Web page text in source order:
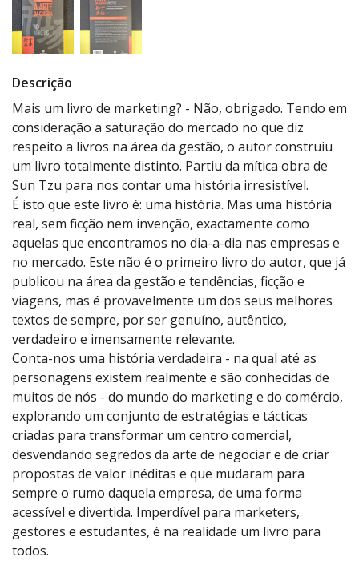
Descrição
Mais um livro de marketing? - Não, obrigado. Tendo em
consideração a saturação do mercado no que diz
respeito a livros na área da gestão, o autor construiu
um livro totalmente distinto. Partiu da mítica obra de
Sun Tzu para nos contar uma história irresistível.
É isto que este livro é: uma história. Mas uma história
real, sem ficção nem invenção, exactamente como
aquelas que encontramos no dia-a-dia nas empresas e
no mercado. Este não é o primeiro livro do autor, que já
publicou na área da gestão e tendências, ficção e
viagens, mas é provavelmente um dos seus melhores
textos de sempre, por ser genuíno, autêntico,
verdadeiro e imensamente relevante.
Conta-nos uma história verdadeira - na qual até as
personagens existem realmente e são conhecidas de
muitos de nós - do mundo do marketing e do comércio,
explorando um conjunto de estratégias e tácticas
criadas para transformar um centro comercial,
desvendando segredos da arte de negociar e de criar
propostas de valor inéditas e que mudaram para
sempre o rumo daquela empresa, de uma forma
acessível e divertida. Imperdível para marketers,
gestores e estudantes, é na realidade um livro para
todos.